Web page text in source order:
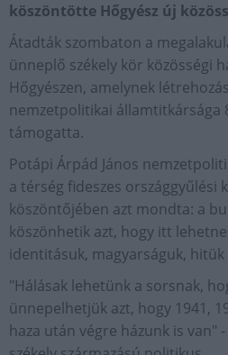
köszöntötte Hőgyész új
Átadták szombaton a
ünneplő székely kör közösségi
Hőgyészen, amelynek
nemzetpolitikai államtitkársága
támogatta.
Potápi Árpád János
a térség fideszes országgyűlési
köszöntőjében azt mondta: a
köszönhetik azt, hogy itt
identitásuk, magyarságuk,
"Hálásak lehetünk a sorsnak,
ünnepelhetjük azt, hogy 1941,
haza után végre házunk is van"